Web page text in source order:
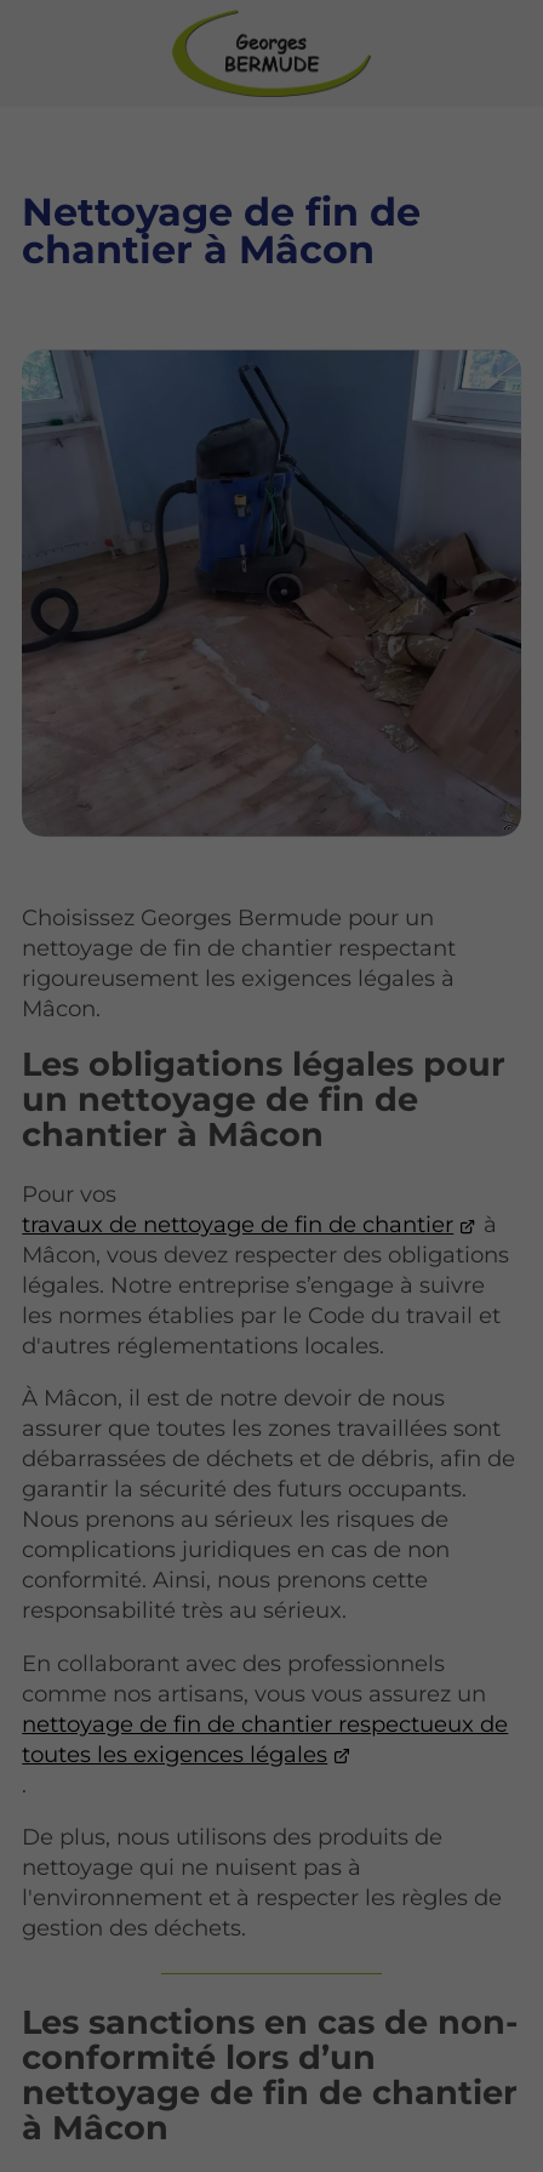
Nettoyage de fin de
chantier à Mâcon
Choisissez Georges Bermude pour un
nettoyage de fin de chantier respectant
rigoureusement les exigences légales à
Mâcon.
Les obligations légales pour
un nettoyage de fin de
chantier à Mâcon
Pour vos
travaux de nettoyage de fin de chantier
à
Mâcon, vous devez respecter des obligations
légales. Notre entreprise s’engage à suivre
les normes établies par le Code du travail et
d'autres réglementations locales.
À Mâcon, il est de notre devoir de nous
assurer que toutes les zones travaillées sont
débarrassées de déchets et de débris, afin de
garantir la sécurité des futurs occupants.
Nous prenons au sérieux les risques de
complications juridiques en cas de non
conformité. Ainsi, nous prenons cette
responsabilité très au sérieux.
En collaborant avec des professionnels
comme nos artisans, vous vous assurez un
nettoyage de fin de chantier respectueux de
toutes les exigences légales
.
De plus, nous utilisons des produits de
nettoyage qui ne nuisent pas à
l'environnement et à respecter les règles de
gestion des déchets.
Les sanctions en cas de non-
conformité lors d’un
nettoyage de fin de chantier
à Mâcon